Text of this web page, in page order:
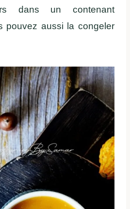
dans un contenant
pouvez aussi la congeler